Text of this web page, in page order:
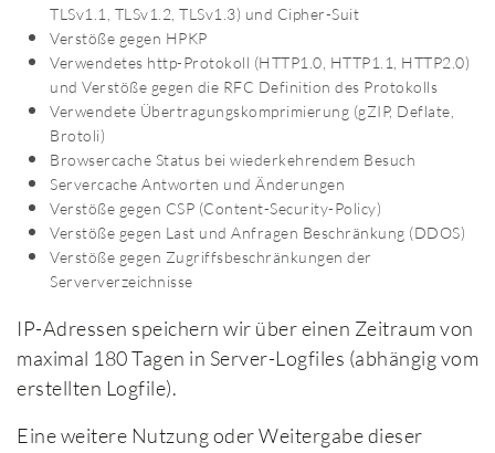
TLSv1.1, TLSv1.2, TLSv1.3) und Cipher-Suit
Verstöße gegen HPKP
Verwendetes http-Protokoll (HTTP1.0, HTTP1.1, HTTP2.0)
und Verstöße gegen die RFC Definition des Protokolls
Verwendete Übertragungskomprimierung (gZIP, Deflate,
Brotoli)
Browsercache Status bei wiederkehrendem Besuch
Servercache Antworten und Änderungen
Verstöße gegen CSP (Content-Security-Policy)
Verstöße gegen Last und Anfragen Beschränkung (DDOS)
Verstöße gegen Zugriffsbeschränkungen der
Serververzeichnisse
IP-Adressen speichern wir über einen Zeitraum von
maximal 180 Tagen in Server-Logfiles (abhängig vom
erstellten Logfile).
Eine weitere Nutzung oder Weitergabe dieser